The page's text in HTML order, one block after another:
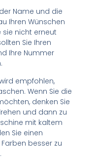
Name und die
Ihren Wünschen
sie nicht erneut
Sie Ihren
Ihre Nummer
empfohlen,
Wenn Sie die
denken Sie
und dann zu
mit kaltem
Sie einen
besser zu